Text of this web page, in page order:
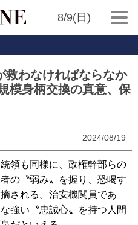
8/9(日)
救わなければならなか
模身柄交換の真意、保
2024/08/19
領も同様に、政権幹部らの
の〝弱み〟を握り、恐喝す
される。治安機関員であ
強い〝忠誠心〟を持つ人間